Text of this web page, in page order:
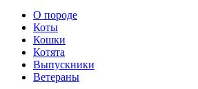
О породе
Коты
Кошки
Котята
Выпускники
Ветераны